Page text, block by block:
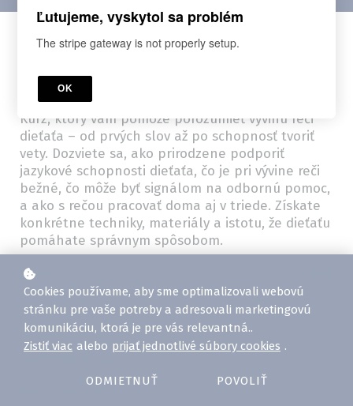
Detaily Objednávky
Kurz
Reč a komunikácia u predškolákov
Kurz, ktorý vám pomôže porozumieť vývinu reči
dieťaťa – od prvých slov až po schopnosť tvoriť
vety. Dozviete sa, ako prirodzene podporiť
jazykové schopnosti dieťaťa, čo je pri vývine reči
bežné, čo môže byť signálom na odbornú pomoc,
a ako s rečou pracovať doma aj v triede. Získate
konkrétne techniky, materiály a istotu, že dieťaťu
pomáhate správnym spôsobom.
Price
Registrácia
Cookies používame, aby sme optimalizovali webovú
stránku pre vaše potreby a adresovali marketingovú
komunikáciu, ktorá je pre vás relevantná..
Zistiť viac alebo prijať jednotlivé súbory cookies .
ODMIETNUŤ POVOLIŤ
Ľutujeme, vyskytol sa problém
The stripe gateway is not properly setup.
OK